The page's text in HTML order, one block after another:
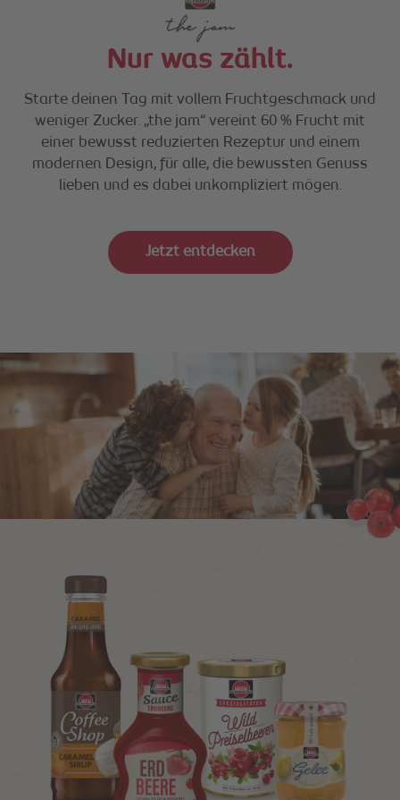
Nur was zählt.
Starte deinen Tag mit vollem Fruchtgeschmack und
weniger Zucker. „the jam“ vereint 60 % Frucht mit
einer bewusst reduzierten Rezeptur und einem
modernen Design, für alle, die bewussten Genuss
lieben und es dabei unkompliziert mögen.
Jetzt entdecken